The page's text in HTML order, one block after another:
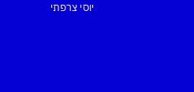
יוסי צרפתי